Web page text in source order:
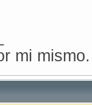
mi mismo.